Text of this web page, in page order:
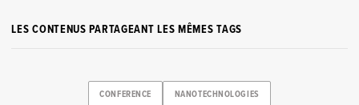
LES CONTENUS PARTAGEANT LES MÊMES TAGS
CONFERENCE NANOTECHNOLOGIES